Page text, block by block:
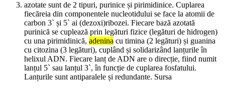
azotate sunt de 2 tipuri, purinice și pirimidinice. Cuplarea
fiecăreia din componentele nucleotidului se face la atomii de
carbon 3` și 5` ai (dezoxi)ribozei. Fiecare bază azotată
purinică se cuplează prin legături fizice (legături de hidrogen)
cu una pirimidinică, adenina cu timina (2 legături) și guanina
cu citozina (3 legături), cuplând și solidarizând lanțurile în
helixul ADN. Fiecare lanț de ADN are o direcție, fiind numit
lanțul 5` sau lanțul 3`, în funcție de cuplarea fosfatului.
Lanțurile sunt antiparalele și redundante. Sursa